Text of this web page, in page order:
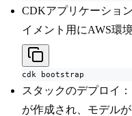
CDKアプリケーショ
イメント用にAWS環
cdk bootstrap
スタックのデプロイ
が作成され、モデル